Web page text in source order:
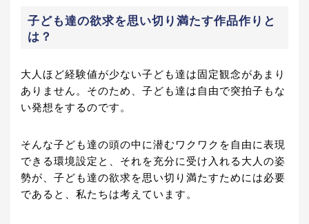
子ども達の欲求を思い切り満たす作品作りと
は？
大人ほど経験値が少ない子ども達は固定観念があまり
ありません。そのため、子ども達は自由で突拍子もな
い発想をするのです。
そんな子ども達の頭の中に潜むワクワクを自由に表現
できる環境設定と、それを充分に受け入れる大人の姿
勢が、子ども達の欲求を思い切り満たすためには必要
であると、私たちは考えています。